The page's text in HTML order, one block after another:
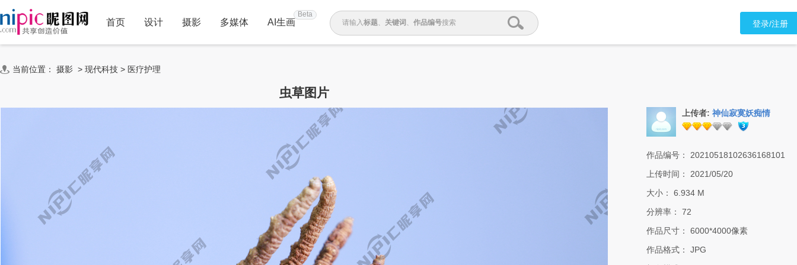
首页 设计 摄影 多媒体 AI生画
Beta
请输入标题、 关键词 、 作品编号搜索 登录/注册
当前位置： 摄影 > 现代科技 > 医疗护理
虫草图片
上传者: 神仙寂寞妖痴情
作品编号：
20210518102636168101
上传时间：
2021/05/20
大小：
6.934 M
分辨率：
72
作品尺寸：
6000*4000像素
作品格式：
JPG